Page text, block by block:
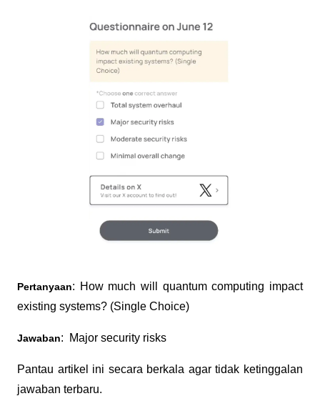
Pertanyaan: How much will quantum computing impact
existing systems? (Single Choice)
Jawaban:  Major security risks
Pantau artikel ini secara berkala agar tidak ketinggalan
jawaban terbaru.